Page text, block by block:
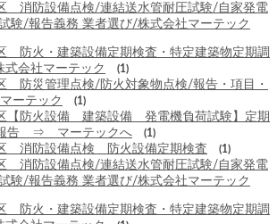
消防設備点検/連結送水管耐圧試験/自家発電
験/報告義務 業者選び/株式会社マーテック
防火・建築設備定期検査・特定建築物定期調
会社マーテック
(1)
防災管理点検/防火対象物点検/報告・項目・
ーテック
(1)
【防火設備 建築設備 発電機負荷試験】定期
報告 ⇒ マーテックへ
(1)
消防設備点検 防火設備定期検査 (1)
消防設備点検/連結送水管耐圧試験/自家発電
験/報告義務 業者選び/株式会社マーテック
防火・建築設備定期検査・特定建築物定期調